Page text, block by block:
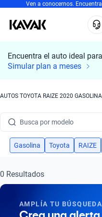
Ven a conocernos.
Encuentra el auto ideal
Simular plan a meses
AUTOS TOYOTA RAIZE 2020 GASOLINA
Busca por modelo
Busca por versión
Busca por marca
Busca por modelo
Gasolina Toyota RAIZE
0 Resultados
AMPLÍA TU BÚSQUEDA